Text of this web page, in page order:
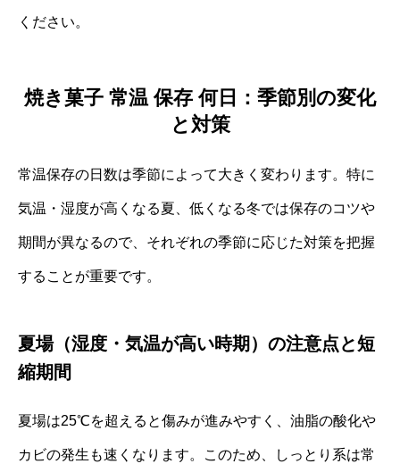
ください。
焼き菓子 常温 保存 何日：季節別の変化
と対策
常温保存の日数は季節によって大きく変わります。特に
気温・湿度が高くなる夏、低くなる冬では保存のコツや
期間が異なるので、それぞれの季節に応じた対策を把握
することが重要です。
夏場（湿度・気温が高い時期）の注意点と短
縮期間
夏場は25℃を超えると傷みが進みやすく、油脂の酸化や
カビの発生も速くなります。このため、しっとり系は常